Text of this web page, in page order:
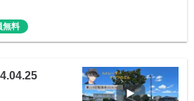
無料